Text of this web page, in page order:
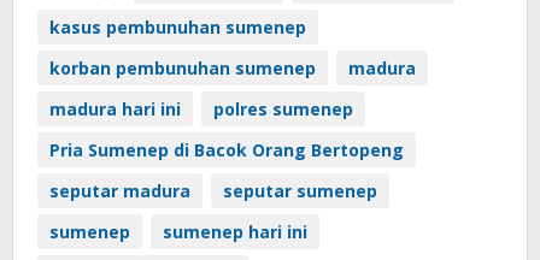
kasus pembunuhan sumenep
korban pembunuhan sumenep
madura
madura hari ini
polres sumenep
Pria Sumenep di Bacok Orang Bertopeng
seputar madura
seputar sumenep
sumenep
sumenep hari ini